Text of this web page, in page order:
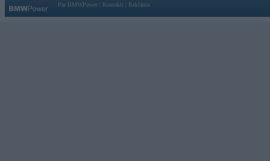
Par BMWPower
Kontakti Reklāma